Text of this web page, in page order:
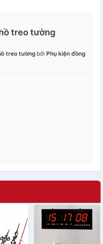
treo tường
treo tường bởi Phụ kiện đồng